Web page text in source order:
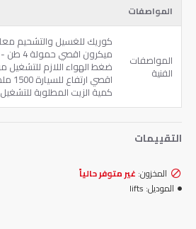
المواصفات
المواصفات
الفنية
‏كمية الزيت المطلوبة للتشغيل ‎150‏ لتر
التقييمات
المخزون: غير متوفر حالياً
الموديل: lifts